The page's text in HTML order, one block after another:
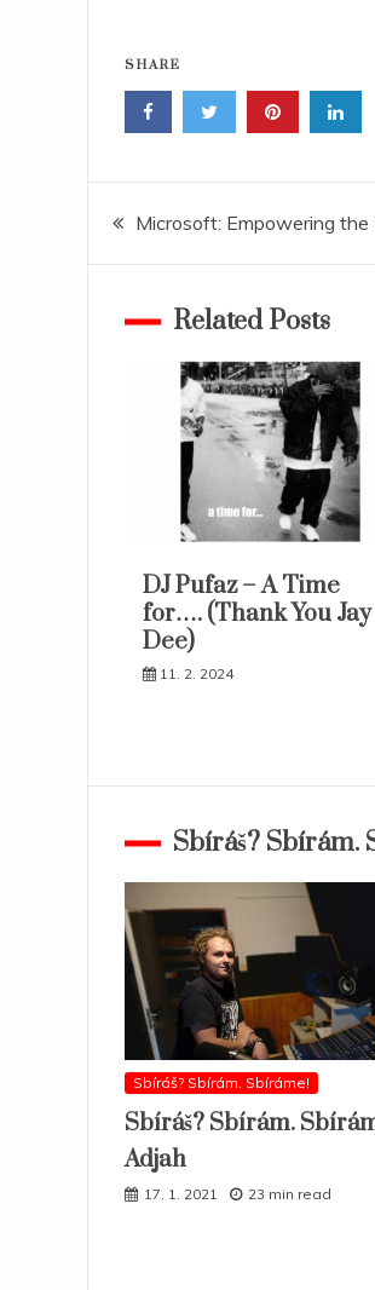
SHARE
Navigace
pro
příspěvek
Microsoft: Empowering the
Related Posts
DJ Pufaz – A Time
for…. (Thank You Jay
Dee)
11. 2. 2024
Sbíráš? Sbírám.
Sbíráš? Sbírám. Sbíráme!
Sbíráš? Sbírám.
Adjah
17. 1. 2021 23 min read